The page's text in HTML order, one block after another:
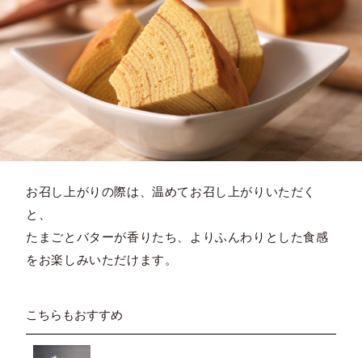
お召し上がりの際は、温めてお召し上がりいただく
と、
たまごとバターが香りたち、よりふんわりとした食感
をお楽しみいただけます。
こちらもおすすめ